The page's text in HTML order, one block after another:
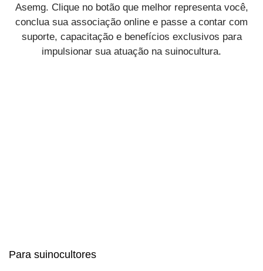
Asemg. Clique no botão que melhor representa você,
conclua sua associação online e passe a contar com
suporte, capacitação e benefícios exclusivos para
impulsionar sua atuação na suinocultura.
Para suinocultores